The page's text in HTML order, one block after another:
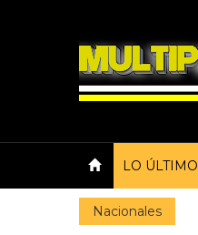
LO ÚLTIMO
Nacionales